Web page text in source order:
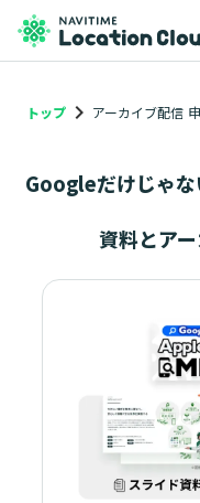
トップ keyboard_arrow_right アーカイブ配信
Googleだけじゃ
資料とア